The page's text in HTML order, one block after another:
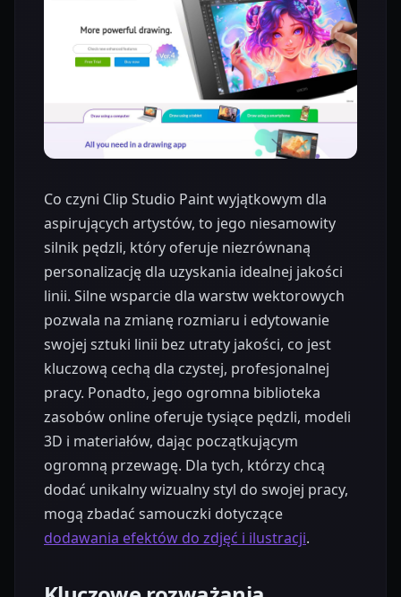
Co czyni Clip Studio Paint wyjątkowym dla
aspirujących artystów, to jego niesamowity
silnik pędzli, który oferuje niezrównaną
personalizację dla uzyskania idealnej jakości
linii. Silne wsparcie dla warstw wektorowych
pozwala na zmianę rozmiaru i edytowanie
swojej sztuki linii bez utraty jakości, co jest
kluczową cechą dla czystej, profesjonalnej
pracy. Ponadto, jego ogromna biblioteka
zasobów online oferuje tysiące pędzli, modeli
3D i materiałów, dając początkującym
ogromną przewagę. Dla tych, którzy chcą
dodać unikalny wizualny styl do swojej pracy,
mogą zbadać samouczki dotyczące
dodawania efektów do zdjęć i ilustracji.